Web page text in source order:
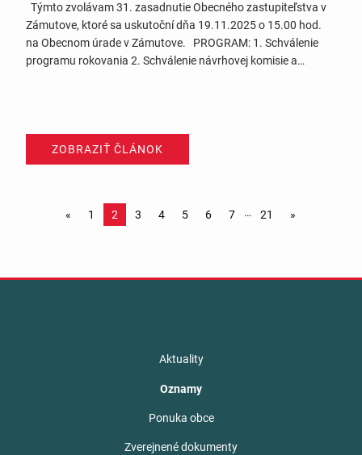
Týmto zvolávam 31. zasadnutie Obecného zastupiteľstva v
Zámutove, ktoré sa uskutoční dňa 19.11.2025 o 15.00 hod.
na Obecnom úrade v Zámutove. PROGRAM: 1. Schválenie
programu rokovania 2. Schválenie návrhovej komisie a
ZOBRAZIŤ ČLÁNOK
« 1 2 3 4 5 6 7 … 21 »
Aktuality
Oznamy
Ponuka obce
Zverejnené dokumenty